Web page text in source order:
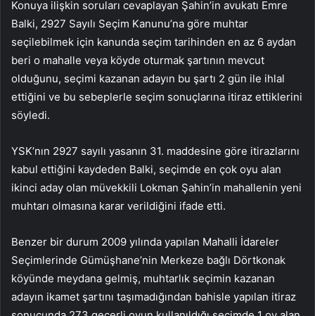
Konuya ilişkin soruları cevaplayan Şahin’in avukatı Emre
Balki, 2927 Sayılı Seçim Kanunu’na göre muhtar
seçilebilmek için kanunda seçim tarihinden en az 6 aydan
beri o mahalle veya köyde oturmak şartının mevcut
olduğunu, seçimi kazanan adayın bu şartı 2 gün ile ihlal
ettiğini ve bu sebeplerle seçim sonuçlarına itiraz ettiklerini
söyledi.
YSK’nın 2927 sayılı yasanın 31. maddesine göre itirazlarını
kabul ettiğini kaydeden Balki, seçimde en çok oyu alan
ikinci aday olan müvekkili Lokman Şahin’in mahallenin yeni
muhtarı olmasına karar verildiğini ifade etti.
Benzer bir durum 2009 yılında yapılan Mahalli İdareler
Seçimlerinde Gümüşhane’nin Merkeze bağlı Dörtkonak
köyünde meydana gelmiş, muhtarlık seçimin kazanan
adayın ikamet şartını taşımadığından bahisle yapılan itiraz